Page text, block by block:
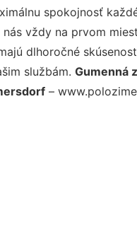
spokojnosť
vždy na prvom
dlhoročné
službám. Gumenná
–